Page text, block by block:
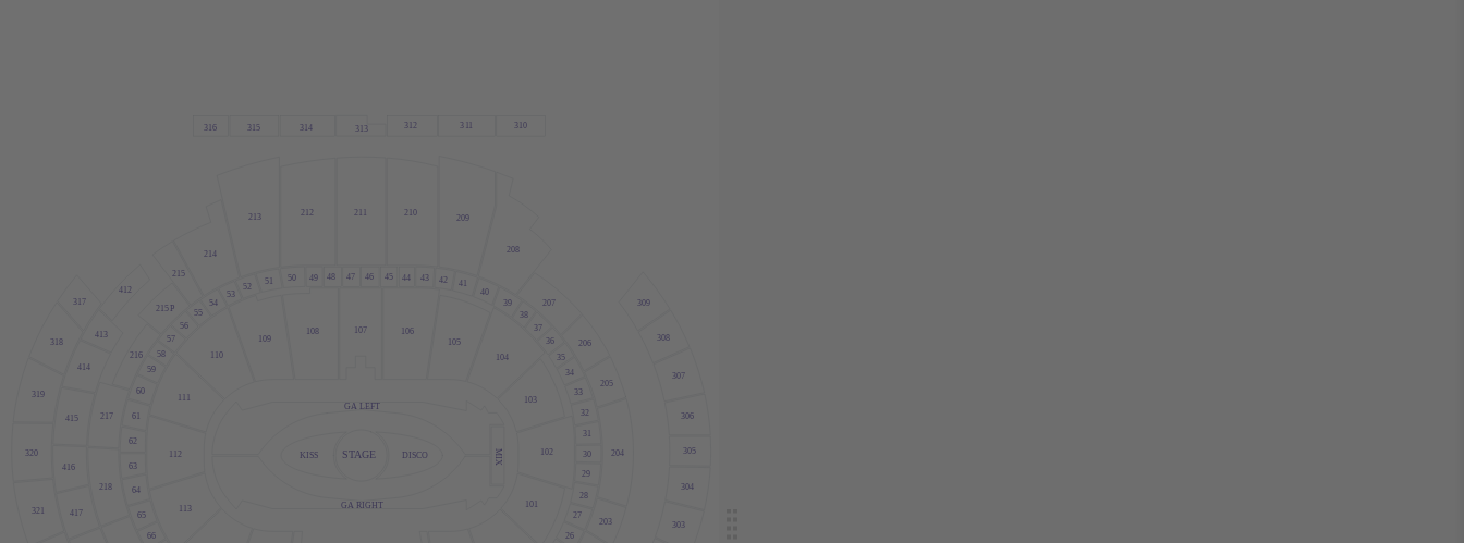
GA LEFT
GA RIGHT
KISS DISCO
101
102
103
104
105
106
107
108
109
10
12
13
203
207
208
209
210
2
212
213
206
204
205
214
215
215 P
216
217
218
310
3
312
313
314
315
316
304
305
306
307
308
309
303
317
318
319
320
321
412
413
414
415
416
417
26
27
28
29
30
31
32
33
34
35
36
37
38
39
40
41
42
43
44
45
46
47
48
49
50
51
52
53
54
59
60
61
62
63
64
65
66
55
56
57
58
STAGE MIX